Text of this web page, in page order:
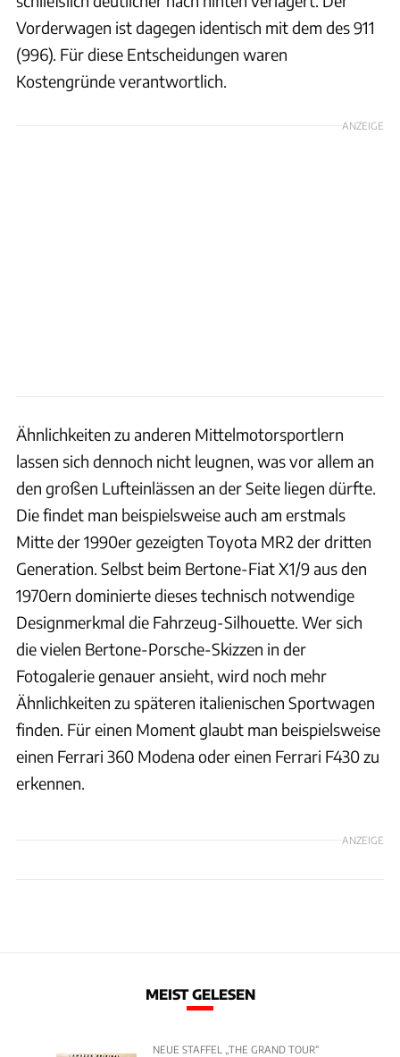
Vorderwagen ist dagegen identisch mit dem des 911
(996). Für diese Entscheidungen waren
Kostengründe verantwortlich.
ANZEIGE
Ähnlichkeiten zu anderen Mittelmotorsportlern
lassen sich dennoch nicht leugnen, was vor allem an
den großen Lufteinlässen an der Seite liegen dürfte.
Die findet man beispielsweise auch am erstmals
Mitte der 1990er gezeigten Toyota MR2 der dritten
Generation. Selbst beim Bertone-Fiat X1/9 aus den
1970ern dominierte dieses technisch notwendige
Designmerkmal die Fahrzeug-Silhouette. Wer sich
die vielen Bertone-Porsche-Skizzen in der
Fotogalerie genauer ansieht, wird noch mehr
Ähnlichkeiten zu späteren italienischen Sportwagen
finden. Für einen Moment glaubt man beispielsweise
einen Ferrari 360 Modena oder einen Ferrari F430 zu
erkennen.
ANZEIGE
MEIST GELESEN
NEUE STAFFEL „THE GRAND TOUR“